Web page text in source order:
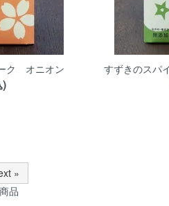
ク オニオン すずきのスパ
»
品